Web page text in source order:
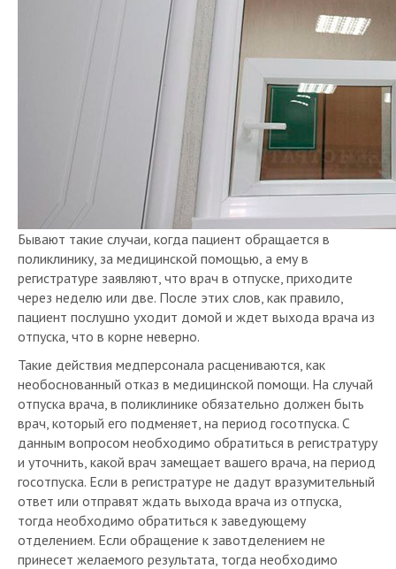
Бывают такие случаи, когда пациент обращается в
поликлинику, за медицинской помощью, а ему в
регистратуре заявляют, что врач в отпуске, приходите
через неделю или две. После этих слов, как правило,
пациент послушно уходит домой и ждет выхода врача из
отпуска, что в корне неверно.
Такие действия медперсонала расцениваются, как
необоснованный отказ в медицинской помощи. На случай
отпуска врача, в поликлинике обязательно должен быть
врач, который его подменяет, на период госотпуска. С
данным вопросом необходимо обратиться в регистратуру
и уточнить, какой врач замещает вашего врача, на период
госотпуска. Если в регистратуре не дадут вразумительный
ответ или отправят ждать выхода врача из отпуска,
тогда необходимо обратиться к заведующему
отделением. Если обращение к завотделением не
принесет желаемого результата, тогда необходимо
обратиться к завполиклиникой.